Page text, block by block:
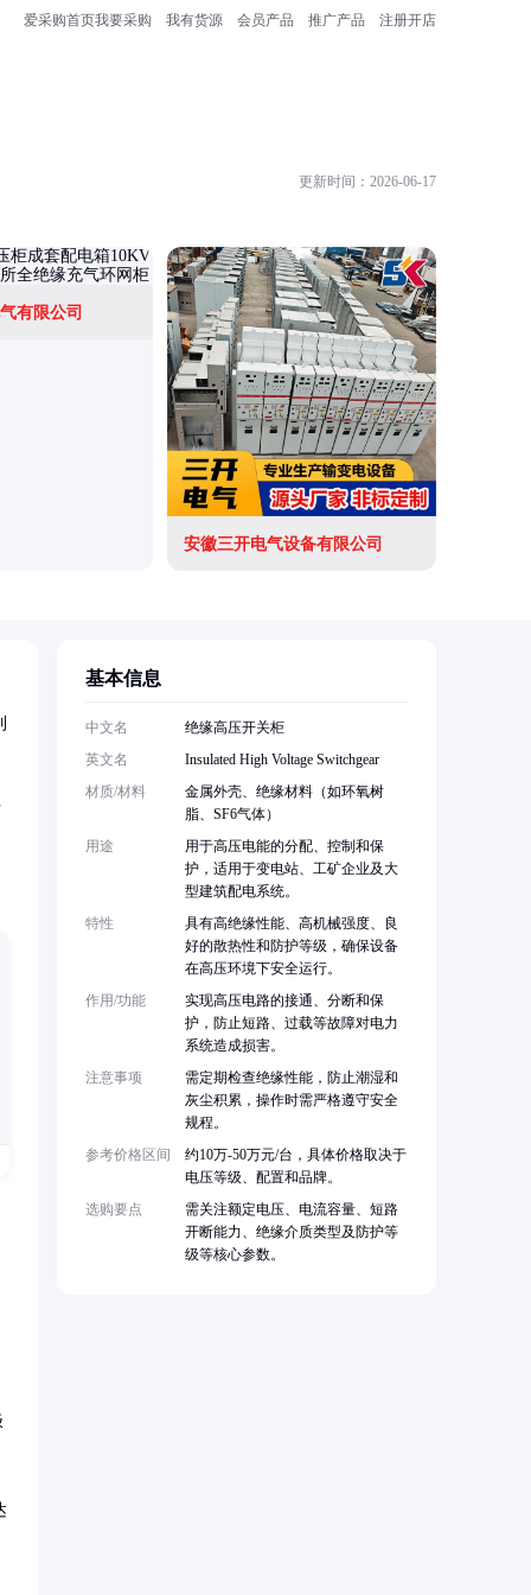
爱采购首页我要采购 我有货源 会员产品 推广产品 注册开店
更新时间：2026-06-17
有限公司
安徽三开电气设备有限公司
基本信息
中文名
绝缘高压开关柜
英文名
Insulated High Voltage Switchgear
材质/材料
金属外壳、绝缘材料（如环氧树
脂、SF6气体）
用途
用于高压电能的分配、控制和保
护，适用于变电站、工矿企业及大
型建筑配电系统。
特性
具有高绝缘性能、高机械强度、良
好的散热性和防护等级，确保设备
在高压环境下安全运行。
作用/功能
实现高压电路的接通、分断和保
护，防止短路、过载等故障对电力
系统造成损害。
注意事项
需定期检查绝缘性能，防止潮湿和
灰尘积累，操作时需严格遵守安全
规程。
参考价格区间
约10万-50万元/台，具体价格取决于
电压等级、配置和品牌。
选购要点
需关注额定电压、电流容量、短路
开断能力、绝缘介质类型及防护等
级等核心参数。